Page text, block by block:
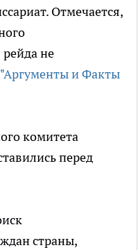
Отмечается,
рейда не
"Аргументы и Факты
комитета
перед
страны,